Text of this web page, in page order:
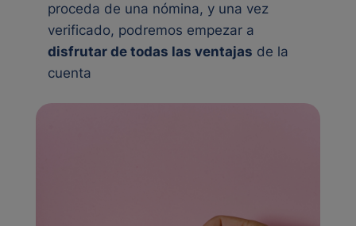
proceda de una nómina, y una vez
verificado, podremos empezar a
disfrutar de todas las ventajas de la
cuenta